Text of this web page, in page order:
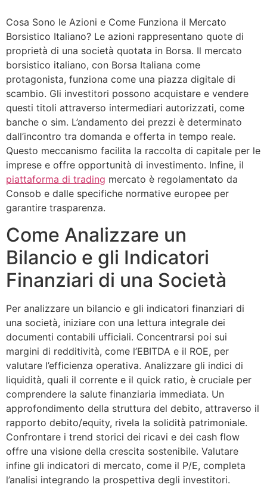
Cosa Sono le Azioni e Come Funziona il Mercato
Borsistico Italiano? Le azioni rappresentano quote di
proprietà di una società quotata in Borsa. Il mercato
borsistico italiano, con Borsa Italiana come
protagonista, funziona come una piazza digitale di
scambio. Gli investitori possono acquistare e vendere
questi titoli attraverso intermediari autorizzati, come
banche o sim. L’andamento dei prezzi è determinato
dall’incontro tra domanda e offerta in tempo reale.
Questo meccanismo facilita la raccolta di capitale per le
imprese e offre opportunità di investimento. Infine, il
piattaforma di trading mercato è regolamentato da
Consob e dalle specifiche normative europee per
garantire trasparenza.
Come Analizzare un
Bilancio e gli Indicatori
Finanziari di una Società
Per analizzare un bilancio e gli indicatori finanziari di
una società, iniziare con una lettura integrale dei
documenti contabili ufficiali. Concentrarsi poi sui
margini di redditività, come l’EBITDA e il ROE, per
valutare l’efficienza operativa. Analizzare gli indici di
liquidità, quali il corrente e il quick ratio, è cruciale per
comprendere la salute finanziaria immediata. Un
approfondimento della struttura del debito, attraverso il
rapporto debito/equity, rivela la solidità patrimoniale.
Confrontare i trend storici dei ricavi e dei cash flow
offre una visione della crescita sostenibile. Valutare
infine gli indicatori di mercato, come il P/E, completa
l’analisi integrando la prospettiva degli investitori.